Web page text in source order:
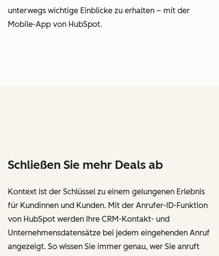
unterwegs wichtige Einblicke zu erhalten – mit der
Mobile-App von HubSpot.
Schließen Sie mehr Deals ab
Kontext ist der Schlüssel zu einem gelungenen Erlebnis
für Kundinnen und Kunden. Mit der Anrufer-ID-Funktion
von HubSpot werden Ihre CRM-Kontakt- und
Unternehmensdatensätze bei jedem eingehenden Anruf
angezeigt. So wissen Sie immer genau, wer Sie anruft